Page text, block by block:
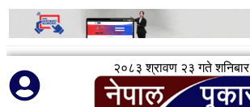
२०८३ श्रावण २३ गते शनिबार